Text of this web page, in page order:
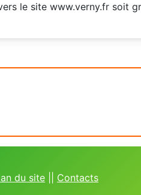
le site www.verny.fr soit
du site Contacts